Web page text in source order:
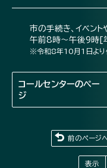
市の手続き、イベン
午前8時～午後9時[
※令和8年10月1日より
コールセンターのペー
ジ
前のページ
表示